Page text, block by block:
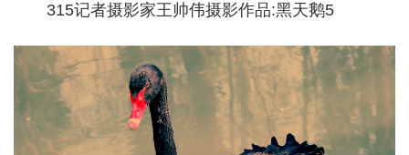
315记者摄影家王帅伟摄影作品:黑天鹅5